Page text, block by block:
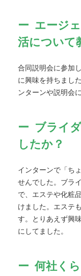
エージ
活について
合同説明会に参加
に興味を持ちまし
ンターンや説明会
ブライ
したか？
インターンで「ち
せんでした。ブラ
で、エステや化粧
けました。エステ
す。とりあえず興
にしてました。
何社く